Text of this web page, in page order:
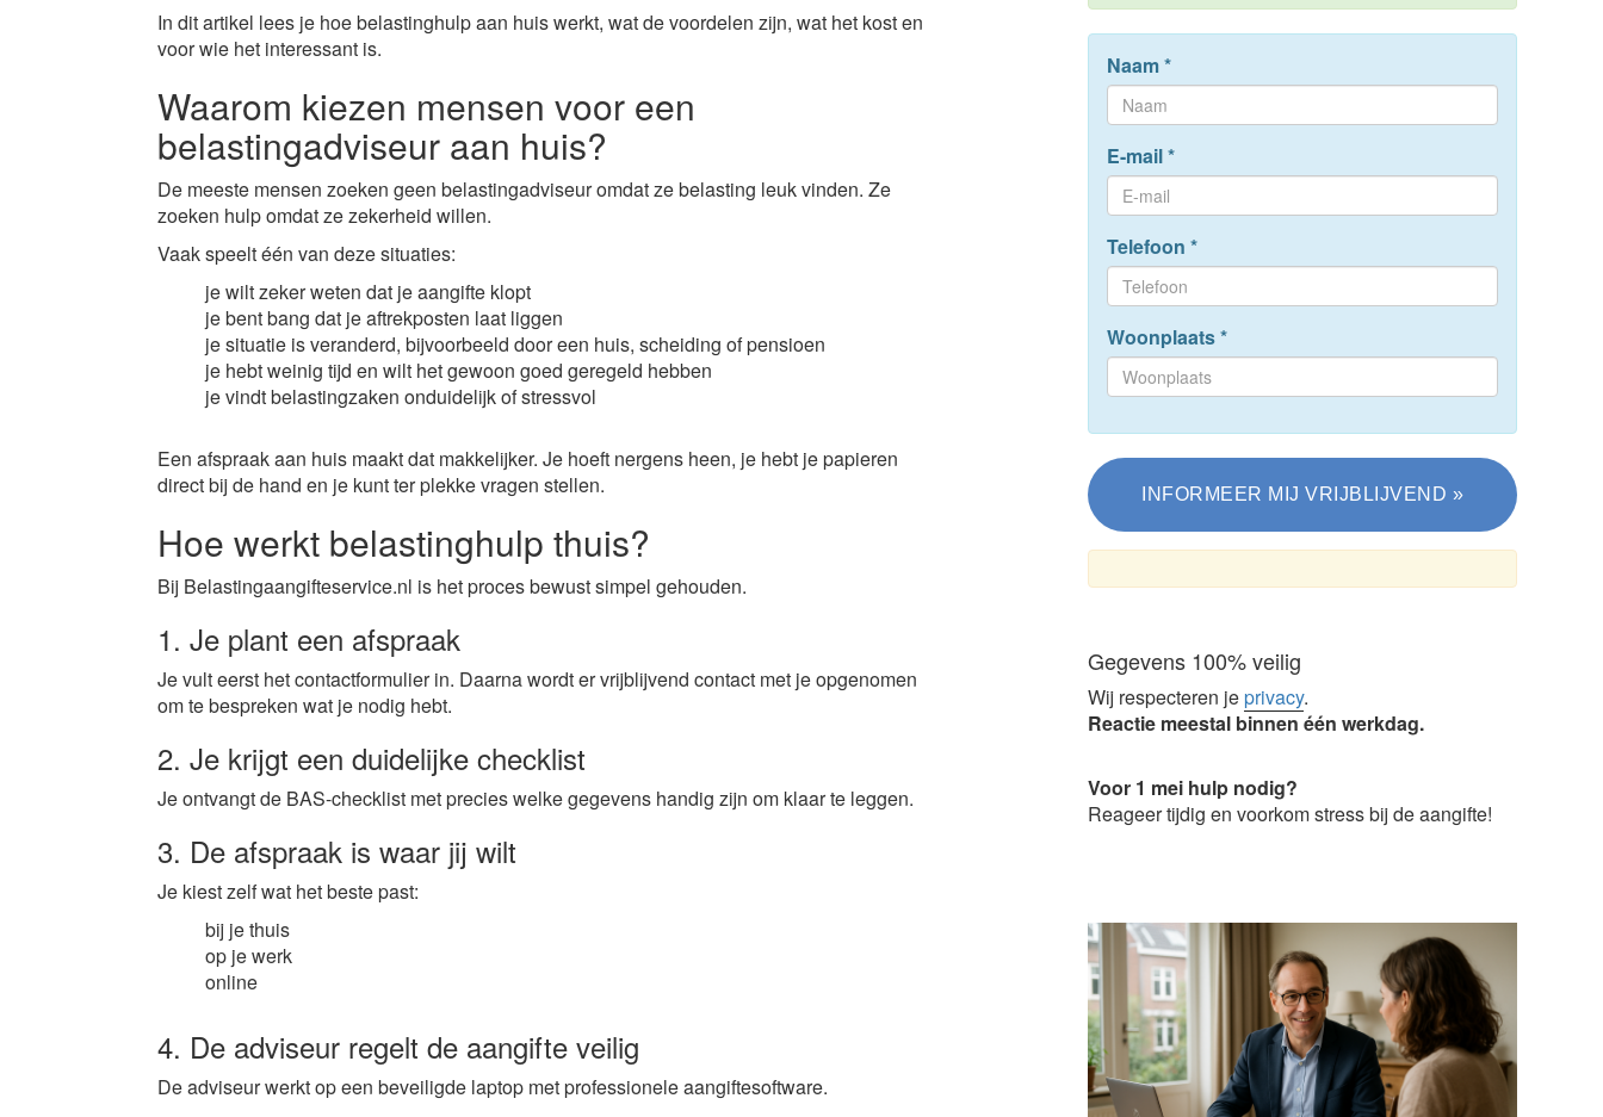
In dit artikel lees je hoe belastinghulp aan huis werkt, wat de voordelen zijn, wat het kost en
voor wie het interessant is.
Waarom kiezen mensen voor een
belastingadviseur aan huis?
De meeste mensen zoeken geen belastingadviseur omdat ze belasting leuk vinden. Ze
zoeken hulp omdat ze zekerheid willen.
Vaak speelt één van deze situaties:
je wilt zeker weten dat je aangifte klopt
je bent bang dat je aftrekposten laat liggen
je situatie is veranderd, bijvoorbeeld door een huis, scheiding of pensioen
je hebt weinig tijd en wilt het gewoon goed geregeld hebben
je vindt belastingzaken onduidelijk of stressvol
Een afspraak aan huis maakt dat makkelijker. Je hoeft nergens heen, je hebt je papieren
direct bij de hand en je kunt ter plekke vragen stellen.
Hoe werkt belastinghulp thuis?
Bij Belastingaangifteservice.nl is het proces bewust simpel gehouden.
1. Je plant een afspraak
Je vult eerst het contactformulier in. Daarna wordt er vrijblijvend contact met je opgenomen
om te bespreken wat je nodig hebt.
2. Je krijgt een duidelijke checklist
Je ontvangt de BAS-checklist met precies welke gegevens handig zijn om klaar te leggen.
3. De afspraak is waar jij wilt
Je kiest zelf wat het beste past:
bij je thuis
op je werk
online
4. De adviseur regelt de aangifte veilig
De adviseur werkt op een beveiligde laptop met professionele aangiftesoftware.
Naam*
E-mail*
Telefoon *
Woonplaats*
Gegevens 100% veilig
Wij respecteren jeprivacy.
Reactie meestal binnen één werkdag.
Voor 1 mei hulp nodig?
Reageer tijdig en voorkom stress bij de aangifte!